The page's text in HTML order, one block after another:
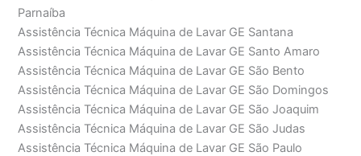
Parnaíba
Assistência Técnica Máquina de Lavar GE Santana
Assistência Técnica Máquina de Lavar GE Santo Amaro
Assistência Técnica Máquina de Lavar GE São Bento
Assistência Técnica Máquina de Lavar GE São Domingos
Assistência Técnica Máquina de Lavar GE São Joaquim
Assistência Técnica Máquina de Lavar GE São Judas
Assistência Técnica Máquina de Lavar GE São Paulo